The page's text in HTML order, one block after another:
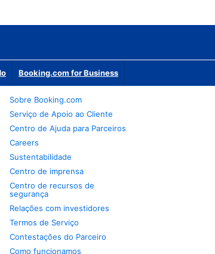
Booking.com for Business
Sobre Booking.com
Serviço de Apoio ao Cliente
Centro de Ajuda para Parceiros
Careers
Sustentabilidade
Centro de imprensa
Centro de recursos de
segurança
Relações com investidores
Termos de Serviço
Contestações do Parceiro
Como funcionamos